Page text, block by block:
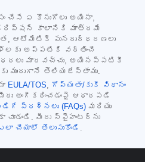
చేసే ఏ కొనుగోలు అయినా,
కాలానికి మాత్రమే
ఆటోమేటిక్ పునరుద్ధరణలు
అప్పటికి వర్తించే
మారవచ్చు, అయినప్పటికీ
ముందుగానే తెలియజేస్తాము.
EULA/TOS, గోప్యతా/కుకీ విధానం
అంగీకరించడంపై ఆధారపడి
ప్రశ్నలు (FAQs) మరియు
చూడండి. మీరు స్పైహంటర్‌ను
చేయాలో తెలుసుకోండి .